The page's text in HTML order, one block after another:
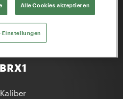
BRX1
Kaliber
Alle Cookies akzeptieren
Einstellungen